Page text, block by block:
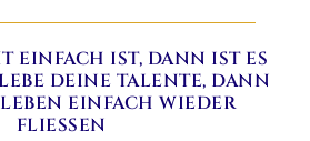
EINFACH IST, DANN IST ES
DEINE TALENTE, DANN
EINFACH WIEDER
FLIESSEN